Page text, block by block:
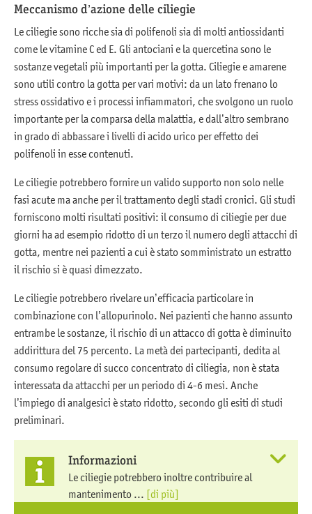
Meccanismo d’azione delle ciliegie
Le ciliegie sono ricche sia di polifenoli sia di molti antiossidanti
come le vitamine C ed E. Gli antociani e la quercetina sono le
sostanze vegetali più importanti per la gotta. Ciliegie e amarene
sono utili contro la gotta per vari motivi: da un lato frenano lo
stress ossidativo e i processi infiammatori, che svolgono un ruolo
importante per la comparsa della malattia, e dall’altro sembrano
in grado di abbassare i livelli di acido urico per effetto dei
polifenoli in esse contenuti.
Le ciliegie potrebbero fornire un valido supporto non solo nelle
fasi acute ma anche per il trattamento degli stadi cronici. Gli studi
forniscono molti risultati positivi: il consumo di ciliegie per due
giorni ha ad esempio ridotto di un terzo il numero degli attacchi di
gotta, mentre nei pazienti a cui è stato somministrato un estratto
il rischio si è quasi dimezzato.
Le ciliegie potrebbero rivelare un’efficacia particolare in
combinazione con l’allopurinolo. Nei pazienti che hanno assunto
entrambe le sostanze, il rischio di un attacco di gotta è diminuito
addirittura del 75 percento. La metà dei partecipanti, dedita al
consumo regolare di succo concentrato di ciliegia, non è stata
interessata da attacchi per un periodo di 4-6 mesi. Anche
l’impiego di analgesici è stato ridotto, secondo gli esiti di studi
preliminari.
Informazioni
Le ciliegie potrebbero inoltre contribuire al
mantenimento ... [di più]